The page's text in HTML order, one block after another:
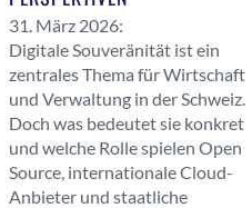
31. März 2026:
Digitale Souveränität ist ein
zentrales Thema für Wirtschaft
und Verwaltung in der Schweiz.
Doch was bedeutet sie konkret
und welche Rolle spielen Open
Source, internationale Cloud-
Anbieter und staatliche